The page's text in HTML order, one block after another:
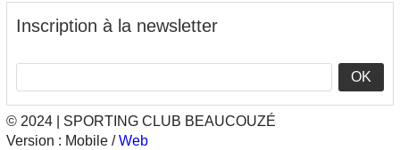
Inscription à la newsletter
OK
© 2024 | SPORTING CLUB BEAUCOUZÉ
Version : Mobile /Web